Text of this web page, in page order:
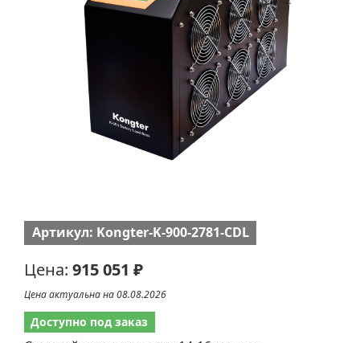
Артикул: Kongter-K-900-2781-CDL
Цена: 915 051 ₽
Цена актуальна на 08.08.2026
Доступно под заказ